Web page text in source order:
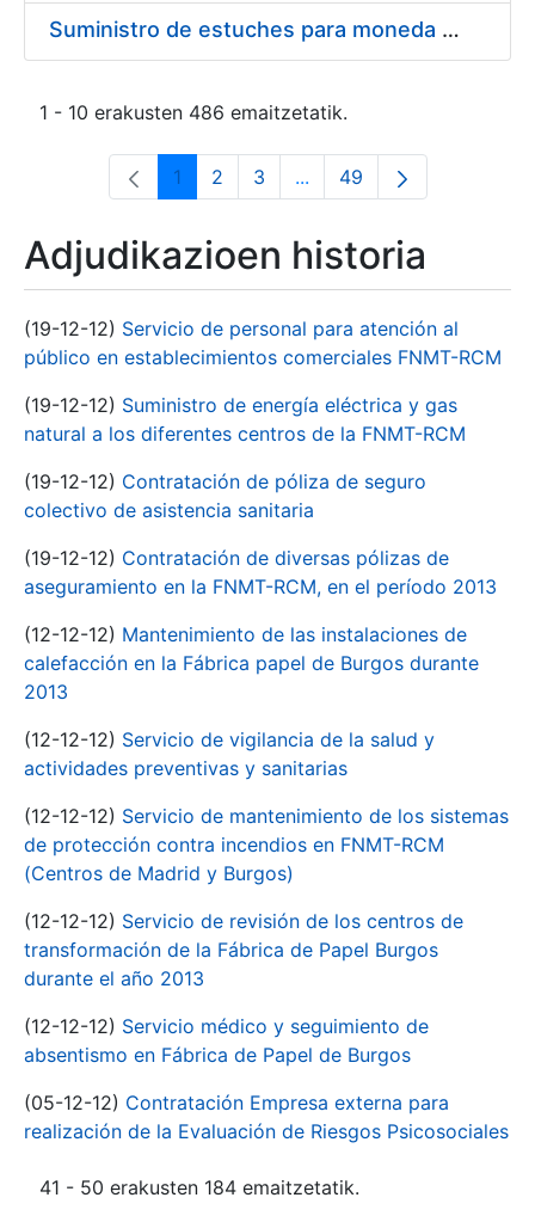
Suministro de estuches para moneda de 30 €
1 - 10 erakusten 486 emaitzetatik.
Orrialdea
1 Orrialdea
2 Orrialdea
3 ...Intermediate Pages Use
Orrialdea
49
Adjudikazioen historia
(19-12-12) Servicio de personal para atención al
público en establecimientos comerciales FNMT-RCM
(19-12-12) Suministro de energía eléctrica y gas
natural a los diferentes centros de la FNMT-RCM
(19-12-12) Contratación de póliza de seguro
colectivo de asistencia sanitaria
(19-12-12) Contratación de diversas pólizas de
aseguramiento en la FNMT-RCM, en el período 2013
(12-12-12) Mantenimiento de las instalaciones de
calefacción en la Fábrica papel de Burgos durante
2013
(12-12-12) Servicio de vigilancia de la salud y
actividades preventivas y sanitarias
(12-12-12) Servicio de mantenimiento de los sistemas
de protección contra incendios en FNMT-RCM
(Centros de Madrid y Burgos)
(12-12-12) Servicio de revisión de los centros de
transformación de la Fábrica de Papel Burgos
durante el año 2013
(12-12-12) Servicio médico y seguimiento de
absentismo en Fábrica de Papel de Burgos
(05-12-12) Contratación Empresa externa para
realización de la Evaluación de Riesgos Psicosociales
41 - 50 erakusten 184 emaitzetatik.